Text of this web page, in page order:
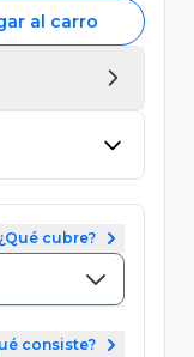
al carro
¿Qué cubre?
consiste?